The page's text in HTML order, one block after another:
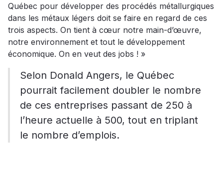
Québec pour développer des procédés métallurgiques
dans les métaux légers doit se faire en regard de ces
trois aspects. On tient à cœur notre main-d’œuvre,
notre environnement et tout le développement
économique. On en veut des jobs ! »
Selon Donald Angers, le Québec
pourrait facilement doubler le nombre
de ces entreprises passant de 250 à
l’heure actuelle à 500, tout en triplant
le nombre d’emplois.